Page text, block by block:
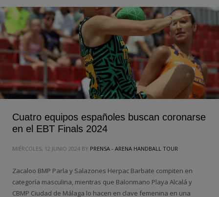
Cuatro equipos españoles buscan coronarse
en el EBT Finals 2024
MIÉRCOLES, 12 JUNIO 2024 BY PRENSA - ARENA HANDBALL TOUR
Zacaloo BMP Parla y Salazones Herpac Barbate compiten en
categoría masculina, mientras que Balonmano Playa Alcalá y
CBMP Ciudad de Málaga lo hacen en clave femenina en una